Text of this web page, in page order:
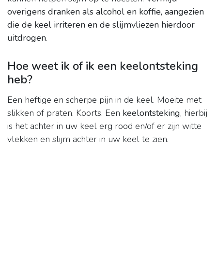
overigens dranken als alcohol en koffie, aangezien
die de keel irriteren en de slijmvliezen hierdoor
uitdrogen.
Hoe weet ik of ik een keelontsteking
heb?
Een heftige en scherpe pijn in de keel. Moeite met
slikken of praten. Koorts. Een keelontsteking, hierbij
is het achter in uw keel erg rood en/of er zijn witte
vlekken en slijm achter in uw keel te zien.